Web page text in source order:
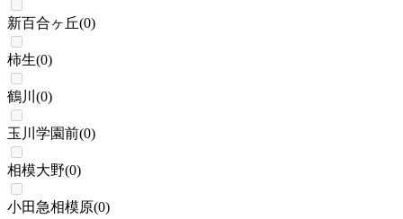
新百合ヶ丘(0)
柿生(0)
鶴川 (0)
玉川学園前(0)
相模大野(0)
小田急相模原(0)